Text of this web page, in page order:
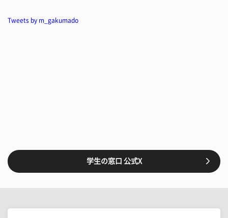
Tweets by m_gakumado
学生の窓口 公式X